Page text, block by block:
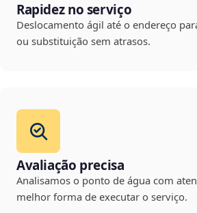
Rapidez no serviço
Deslocamento ágil até o endereço
ou substituição sem atrasos.
Avaliação precisa
Analisamos o ponto de água com
melhor forma de executar o serviço.